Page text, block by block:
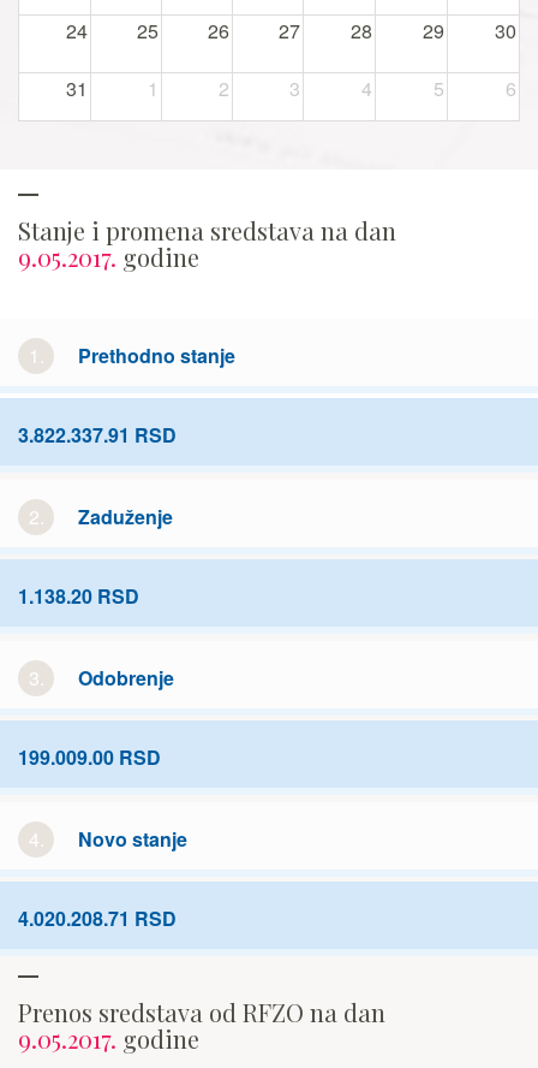
24 25 26 27 28 29 30
31 1 2 3 4 5 6
Stanje i promena sredstava na dan
9.05.2017. godine
1. Prethodno stanje
3.822.337.91 RSD
2. Zaduženje
1.138.20 RSD
3. Odobrenje
199.009.00 RSD
4. Novo stanje
4.020.208.71 RSD
Prenos sredstava od RFZO na dan
9.05.2017. godine